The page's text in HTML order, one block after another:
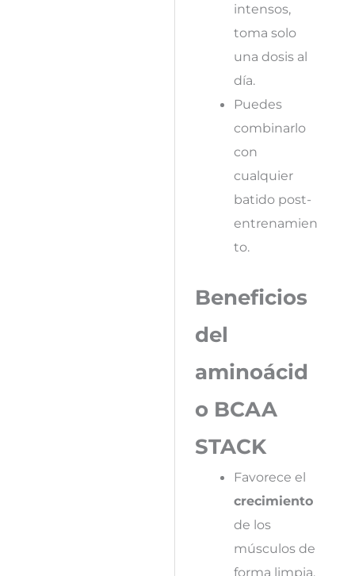
intensos,
toma solo
una dosis al
día.
Puedes
combinarlo
con
cualquier
batido post-
entrenamien
to.
Beneficios
del
aminoácid
o BCAA
STACK
Favorece el
crecimiento
de los
músculos de
forma limpia.